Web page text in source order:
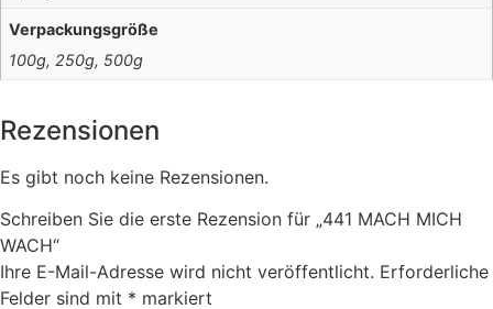
Verpackungsgröße
100g, 250g, 500g
Rezensionen
Es gibt noch keine Rezensionen.
Schreiben Sie die erste Rezension für „441 MACH MICH
WACH“
Ihre E-Mail-Adresse wird nicht veröffentlicht. Erforderliche
Felder sind mit * markiert